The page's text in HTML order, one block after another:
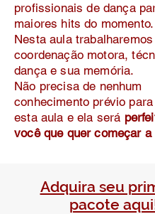
profissionais de dança
maiores hits do momento.
Nesta aula trabalharemos
coordenação motora,
dança e sua memória.
Não precisa de nenhum
conhecimento prévio
esta aula e ela será
você que quer começar a
Adquira seu
pacote